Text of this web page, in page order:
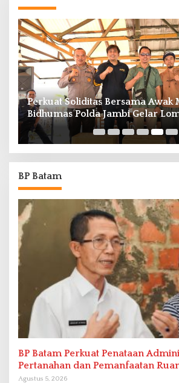
Perkuat Soliditas Bersama Awak
Bidhumas Polda Jambi Gelar
BP Batam
BP Batam Perkuat Penataan
Pertanahan dan Pemanfaatan
Agustus 5, 2026